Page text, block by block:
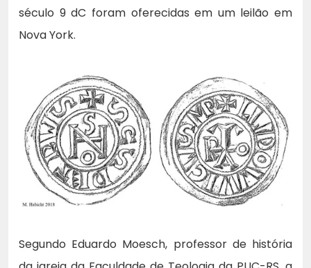
século 9 dC foram oferecidas em um leilão em
Nova York.
Segundo Eduardo Moesch, professor de história